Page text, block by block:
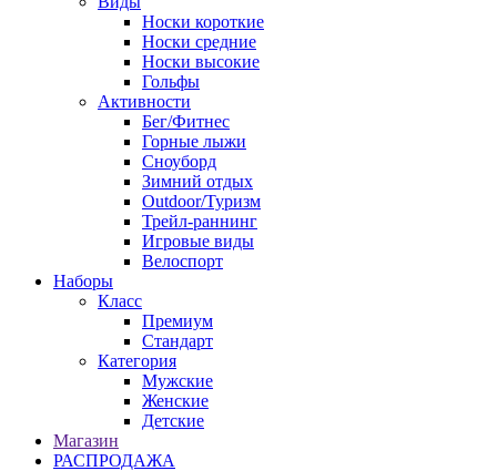
Носки короткие
Носки средние
Носки высокие
Гольфы
Активности
Бег/Фитнес
Горные лыжи
Сноуборд
Зимний отдых
Outdoor/Туризм
Трейл-раннинг
Игровые виды
Велоспорт
Наборы
Класс
Премиум
Стандарт
Категория
Мужские
Женские
Детские
Магазин
РАСПРОДАЖА